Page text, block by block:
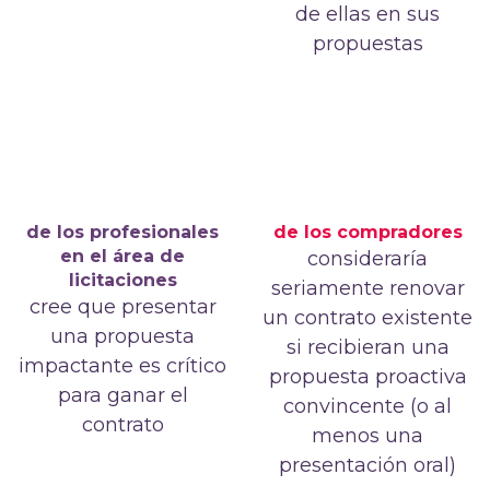
de ellas en sus
propuestas
de los profesionales
en el área de
licitaciones
cree que presentar
una propuesta
impactante es crítico
para ganar el
contrato
de los compradores
consideraría
seriamente renovar
un contrato existente
si recibieran una
propuesta proactiva
convincente (o al
menos una
presentación oral)